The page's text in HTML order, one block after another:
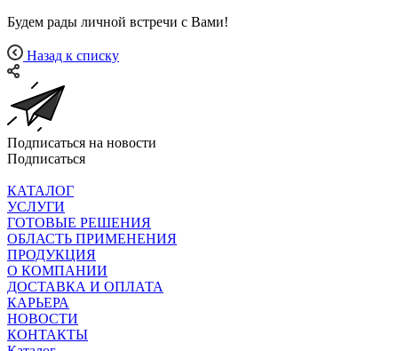
Будем рады личной встречи с Вами!
Назад к списку
Подписаться на новости
Подписаться
КАТАЛОГ
УСЛУГИ
ГОТОВЫЕ РЕШЕНИЯ
ОБЛАСТЬ ПРИМЕНЕНИЯ
ПРОДУКЦИЯ
О КОМПАНИИ
ДОСТАВКА И ОПЛАТА
КАРЬЕРА
НОВОСТИ
КОНТАКТЫ